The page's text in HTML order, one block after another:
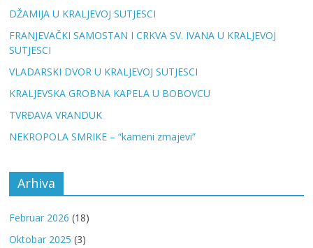
DŽAMIJA U KRALJEVOJ SUTJESCI
FRANJEVAČKI SAMOSTAN I CRKVA SV. IVANA U KRALJEVOJ
SUTJESCI
VLADARSKI DVOR U KRALJEVOJ SUTJESCI
KRALJEVSKA GROBNA KAPELA U BOBOVCU
TVRĐAVA VRANDUK
NEKROPOLA SMRIKE – “kameni zmajevi”
Arhiva
Februar 2026 (18)
Oktobar 2025 (3)